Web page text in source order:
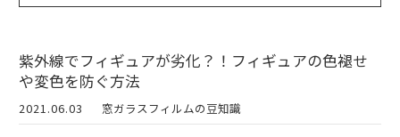
紫外線でフィギュアが劣化？！フィギュアの色褪せ
や変色を防ぐ方法
2021.06.03 窓ガラスフィルムの豆知識